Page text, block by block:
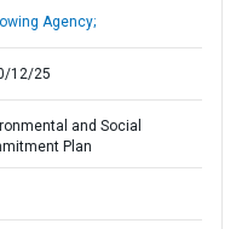
Agency;
12/25
and Social
Plan